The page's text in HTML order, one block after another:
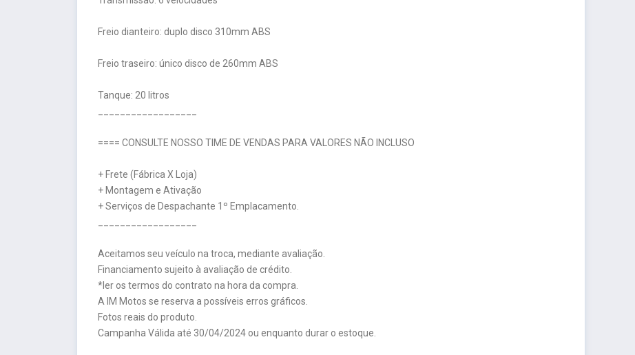
Freio dianteiro: duplo disco 310mm ABS
Freio traseiro: único disco de 260mm ABS
Tanque: 20 litros
==== CONSULTE NOSSO TIME DE VENDAS PARA VALORES NÃO INCLUSO
+ Frete (Fábrica X Loja)
+ Montagem e Ativação
+ Serviços de Despachante 1º Emplacamento.
Aceitamos seu veículo na troca, mediante avaliação.
Financiamento sujeito à avaliação de crédito.
*ler os termos do contrato na hora da compra.
A IM Motos se reserva a possíveis erros gráficos.
Fotos reais do produto.
Campanha Válida até 30/04/2024 ou enquanto durar o estoque.